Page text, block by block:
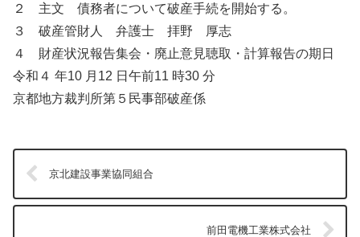
２ 主文 債務者について破産手続を開始する。
３ 破産管財人 弁護士 拝野 厚志
４ 財産状況報告集会・廃止意見聴取・計算報告の期日
令和４ 年10 月12 日午前11 時30 分
京都地方裁判所第５民事部破産係
京北建設事業協同組合
前田電機工業株式会社